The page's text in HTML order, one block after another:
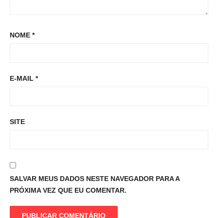
NOME *
E-MAIL *
SITE
SALVAR MEUS DADOS NESTE NAVEGADOR PARA A
PRÓXIMA VEZ QUE EU COMENTAR.